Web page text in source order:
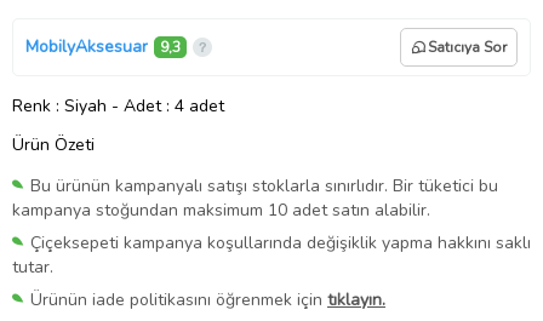
MobilyAksesuar 9,3 Satıcıya Sor
Renk : Siyah - Adet : 4 adet
Ürün Özeti
Bu ürünün kampanyalı satışı stoklarla sınırlıdır. Bir tüketici bu
kampanya stoğundan maksimum 10 adet satın alabilir.
Çiçeksepeti kampanya koşullarında değişiklik yapma hakkını saklı
tutar.
Ürünün iade politikasını öğrenmek için tıklayın.